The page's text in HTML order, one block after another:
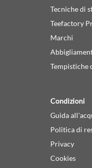
Tecniche di
Teefactory
Marchi
Tempistiche
Condizioni
Guida
Politica di
Privacy
Cookies